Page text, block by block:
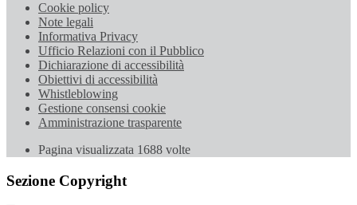
Cookie policy
Note legali
Informativa Privacy
Ufficio Relazioni con il Pubblico
Dichiarazione di accessibilità
Obiettivi di accessibilità
Whistleblowing
Gestione consensi cookie
Amministrazione trasparente
Pagina visualizzata 1688 volte
Sezione Copyright